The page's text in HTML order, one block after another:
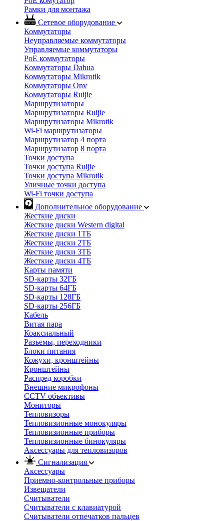
Рамки для монтажа
Сетевое оборудование
Коммутаторы
Неуправляемые коммутаторы
Управляемые коммутаторы
PoE коммутаторы
Коммутаторы Dahua
Коммутаторы Mikrotik
Коммутаторы Onv
Коммутаторы Ruijie
Маршрутизаторы
Маршрутизаторы Ruijie
Маршрутизаторы Mikrotik
Wi-Fi маршрутизаторы
Маршрутизатор 4 порта
Маршрутизатор 8 порта
Точки доступа
Точки доступа Ruijie
Точки доступа Mikrotik
Уличные точки доступа
Wi-Fi точки доступа
Дополнительное оборудование
Жесткие диски
Жесткие диски Western digital
Жесткие диски 1ТБ
Жесткие диски 2ТБ
Жесткие диски 3ТБ
Жесткие диски 4ТБ
Карты памяти
SD-карты 32ГБ
SD-карты 64ГБ
SD-карты 128ГБ
SD-карты 256ГБ
Кабель
Витая пара
Коаксиальный
Разъемы, переходники
Блоки питания
Кожухи, кронштейны
Кронштейны
Распред коробки
Внешние микрофоны
CCTV объективы
Мониторы
Тепловизоры
Тепловизионные монокуляры
Тепловизионные приборы
Тепловизионные бинокуляры
Аксессуары для тепловизоров
Сигнализация
Аксессуары
Приемно-контрольные приборы
Извещатели
Считыватели
Cчитыватели с клавиатурой
Cчитыватели отпечатков пальцев